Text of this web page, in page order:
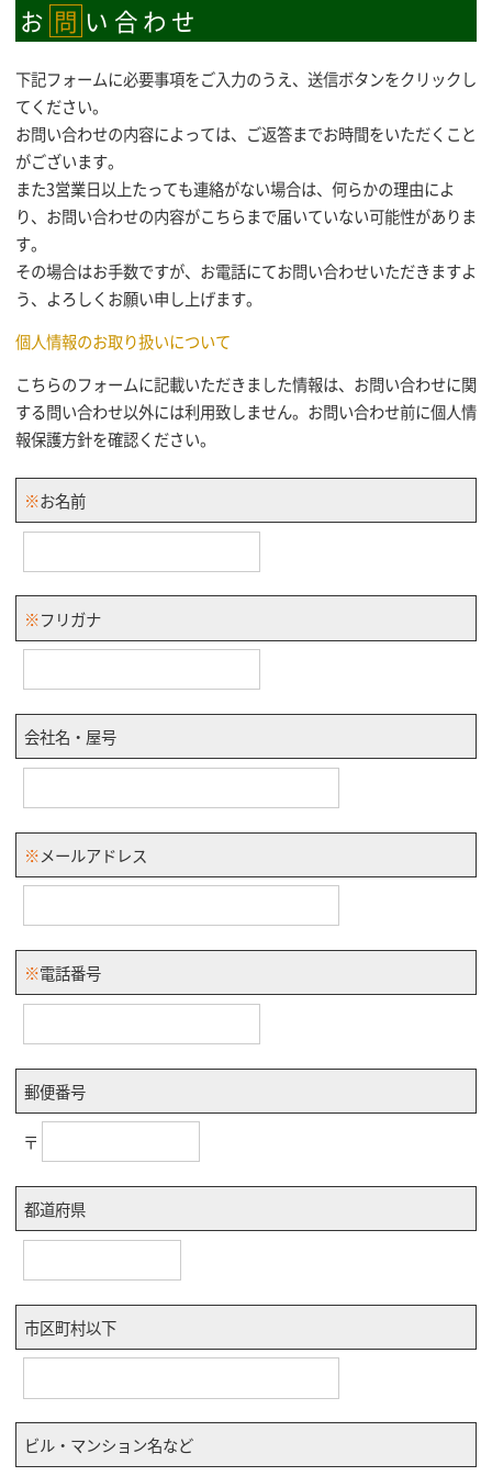
お 問 い合わせ
下記フォームに必要事項をご入力のうえ、送信ボタンをクリックし
てください。
お問い合わせの内容によっては、ご返答までお時間をいただくこと
がございます。
また3営業日以上たっても連絡がない場合は、何らかの理由によ
り、お問い合わせの内容がこちらまで届いていない可能性がありま
す。
その場合はお手数ですが、お電話にてお問い合わせいただきますよ
う、よろしくお願い申し上げます。
個人情報のお取り扱いについて
こちらのフォームに記載いただきました情報は、お問い合わせに関
する問い合わせ以外には利用致しません。お問い合わせ前に個人情
報保護方針を確認ください。
お名前
フリガナ
会社名・屋号
メールアドレス
電話番号
郵便番号
〒
都道府県
市区町村以下
ビル・マンション名など